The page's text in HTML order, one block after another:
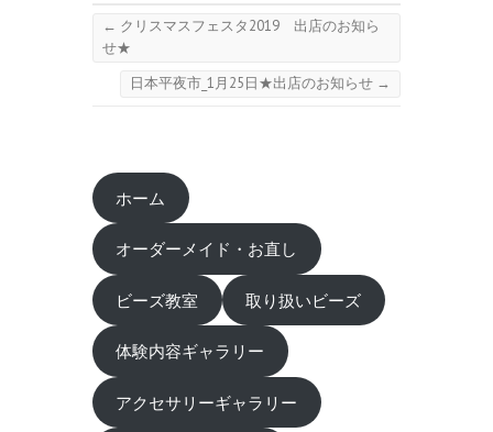
← クリスマスフェスタ2019 出店のお知ら
せ★
日本平夜市_1月25日★出店のお知らせ →
ホーム
オーダーメイド・お直し
ビーズ教室 取り扱いビーズ
体験内容ギャラリー
アクセサリーギャラリー